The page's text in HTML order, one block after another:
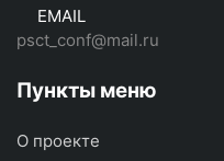
EMAIL
psct_conf@mail.ru
Пункты меню
О проекте